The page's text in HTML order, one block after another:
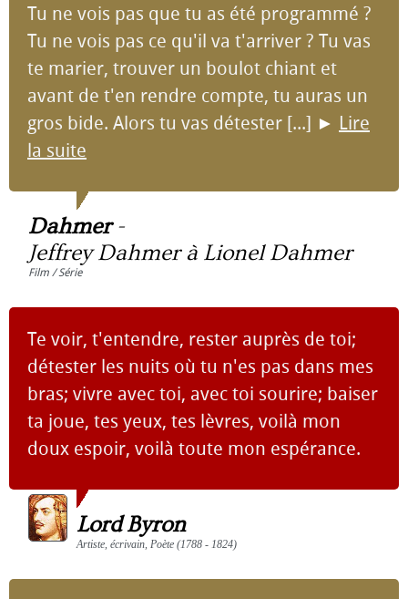
Tu ne vois pas que tu as été programmé ?
Tu ne vois pas ce qu'il va t'arriver ? Tu vas
te marier, trouver un boulot chiant et
avant de t'en rendre compte, tu auras un
gros bide. Alors tu vas détester [...] ► Lire
la suite
Dahmer-
Jeffrey Dahmer à Lionel Dahmer
Film / Série
Te voir, t'entendre, rester auprès de toi;
détester les nuits où tu n'es pas dans mes
bras; vivre avec toi, avec toi sourire; baiser
ta joue, tes yeux, tes lèvres, voilà mon
doux espoir, voilà toute mon espérance.
Lord Byron
Artiste, écrivain, Poète (1788 - 1824)